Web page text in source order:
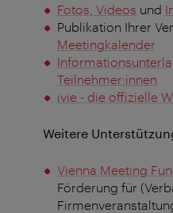
Fotos, Videos und
Publikation Ihrer
Meetingkalender
Teilnehmer:innen
ivie - die offizielle
Weitere
Vienna Meeting
Förderung für